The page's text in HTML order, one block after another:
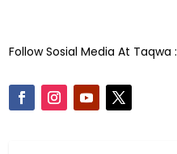
Follow Sosial Media At Taqwa :